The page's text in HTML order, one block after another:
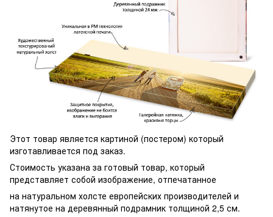
Этот товар является картиной (постером) который
изготавливается под заказ.
Стоимость указана за готовый товар, который
представляет собой изображение, отпечатанное
на натуральном холсте европейских производителей и
натянутое на деревянный подрамник толщиной 2,5 см.